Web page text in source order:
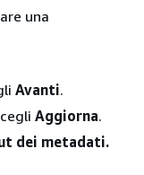
una
Avanti.
Aggiorna.
dei metadati.